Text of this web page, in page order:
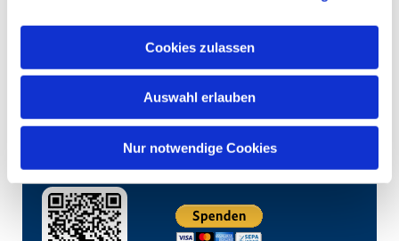
Cookies zulassen
Auswahl erlauben
Nur notwendige Cookies